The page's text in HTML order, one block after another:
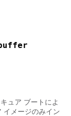
ュア ブートによ
イメージのみイン